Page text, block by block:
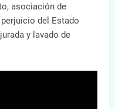
asociación de
del Estado
y lavado de